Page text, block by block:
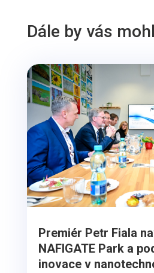
Dále by vás
Premiér Petr Fiala
NAFIGATE Park a
inovace v